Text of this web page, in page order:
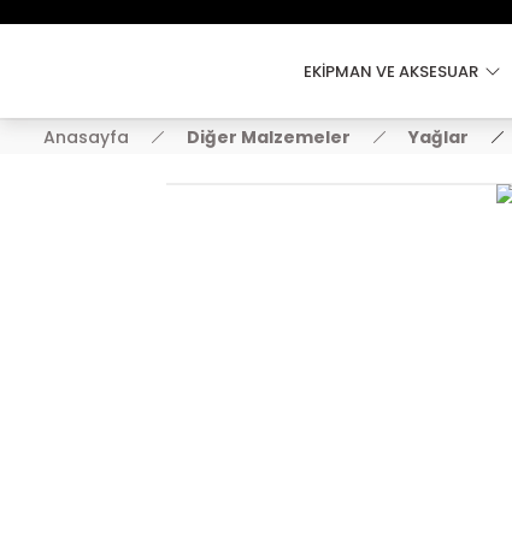
EKİPMAN VE AKSESUAR
Anasayfa Diğer Malzemeler Yağlar